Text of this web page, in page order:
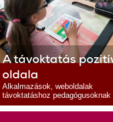
A távoktatás
oldala
Alkalmazások, weboldalak
távoktatáshoz pedagógusoknak